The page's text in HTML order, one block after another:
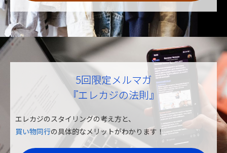
5回限定メルマガ
『エレカジの法則』
エレカジのスタイリングの考え方と、
買い物同行の具体的なメリットがわかります！